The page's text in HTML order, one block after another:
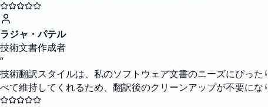
ラジャ・パテル
技術文書作成者
“
技術翻訳スタイルは、私のソフトウェア文書のニーズにぴっ
べて維持してくれるため、翻訳後のクリーンアップが不要にな